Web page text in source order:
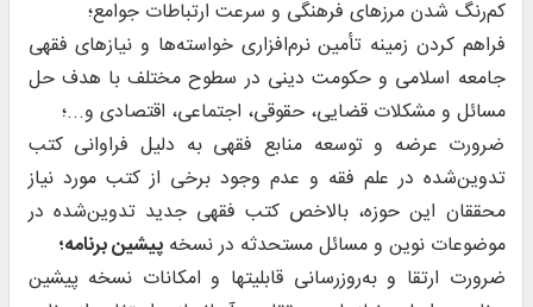
کم‌رنگ شدن مرزهای فرهنگی و سرعت ارتباطات جوامع؛
فراهم کردن زمینه تأمین نرم‌افزاری خواسته‌ها و نیازهای فقهی
جامعه اسلامی و حکومت دینی در سطوح مختلف با هدف حل
مسائل و مشکلات قضایی، حقوقی، اجتماعی، اقتصادی و...؛
ضرورت عرضه و توسعه منابع فقهی به دلیل فراوانی کتب
تدوین‌شده در علم فقه و عدم وجود برخی از کتب مورد نیاز
محققان این حوزه، بالاخص کتب فقهی جدید تدوین‌شده در
موضوعات نوین و مسائل مستحدثه در نسخهپیشین برنامه؛
ضرورت ارتقا و به‌روزرسانی قابلیت‏ها و امکانات نسخه پیشین